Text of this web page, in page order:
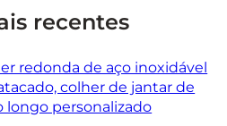
recentes
redonda de aço inoxidável
colher de jantar de
longo personalizado